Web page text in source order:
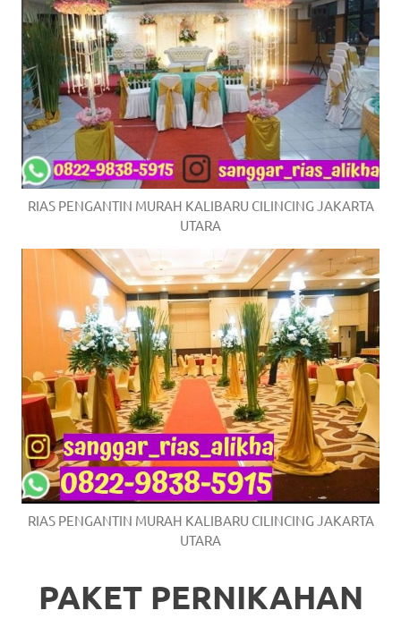
RIAS PENGANTIN MURAH KALIBARU CILINCING JAKARTA
UTARA
RIAS PENGANTIN MURAH KALIBARU CILINCING JAKARTA
UTARA
PAKET PERNIKAHAN